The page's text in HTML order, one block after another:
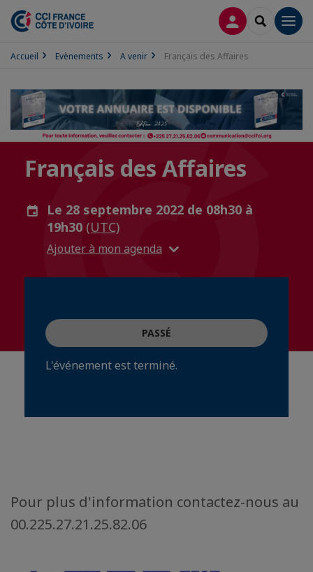
CONNEXION
Accueil Evènements A venir Français des Affaires
Français des Affaires
Le 28 septembre 2022 de 08h30 à
19h30 (UTC)
Ajouter à mon agenda
PASSÉ
L'événement est terminé.
Pour plus d'information contactez-nous au
00.225.27.21.25.82.06